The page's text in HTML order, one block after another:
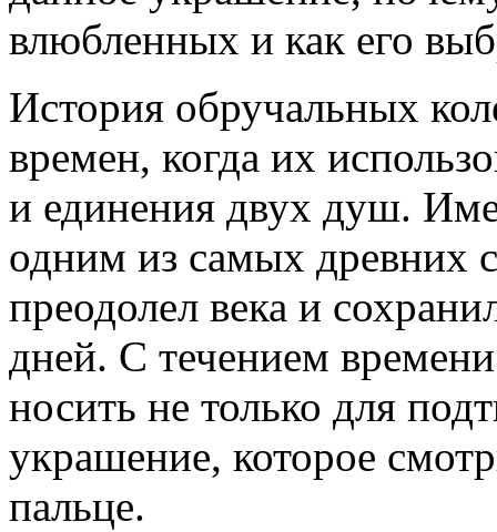
влюбленных и как его
История обручальных
времен, когда их
и единения двух душ.
одним из самых древних
преодолел века и
дней. С течением
носить не только для
украшение, которое
пальце.